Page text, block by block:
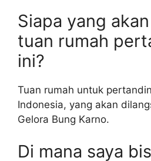
Siapa yang
tuan rumah
ini?
Tuan rumah untuk
Indonesia, yang akan
Gelora Bung Karno.
Di mana saya